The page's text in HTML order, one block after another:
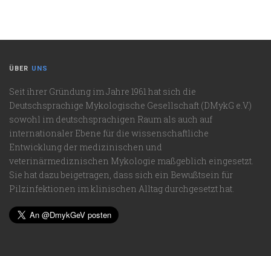
ÜBER UNS
Seit ihrer Gründung im Jahre 1961 hat sich die
Deutschsprachige Mykologische Gesellschaft (DMykG e.V.)
sowohl im deutschsprachigen Raum als auch auf
internationaler Ebene für die wissenschaftliche
Entwicklung der medizinischen und
veterinärmediznischen Mykologie maßgeblich eingesetzt.
Sie hat dazu beigetragen, dass sich ein Bewußtsein für
Pilzinfektionen im klinischen Alltag durchgesetzt hat.